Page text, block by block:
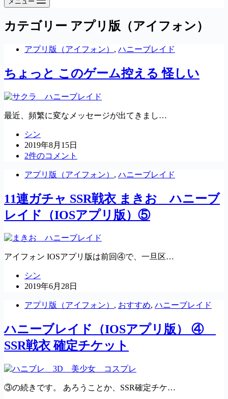
カテゴリー アプリ版（アイフォン）
アプリ版（アイフォン） , ハニーブレイド
ちょっと このゲーム控える 怪しい
最近、頻繁に変なメッセージが出てきまし…
シン
2019年8月15日
2件のコメント
アプリ版（アイフォン） , ハニーブレイド
11連ガチャ SSR戦衣 まきお ハニーブ
レイド（IOSアプリ版）⑤
アイフォン IOSアプリ版は前回④で、一旦区…
シン
2019年6月28日
アプリ版（アイフォン） , おすすめ, ハニーブレイド
ハニーブレイド（IOSアプリ版） ④
SSR戦衣 確定チケット
③の続きです。 あろうことか、SSR確定チケ…